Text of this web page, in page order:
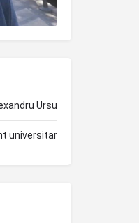
Ursu
universitar